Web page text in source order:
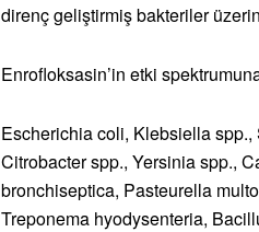
direnç geliştirmiş bakteriler
Enrofloksasin’in etki
Escherichia coli, Klebsiella
Citrobacter spp., Yersinia spp.,
bronchiseptica, Pasteurella
Treponema hyodysenteria,